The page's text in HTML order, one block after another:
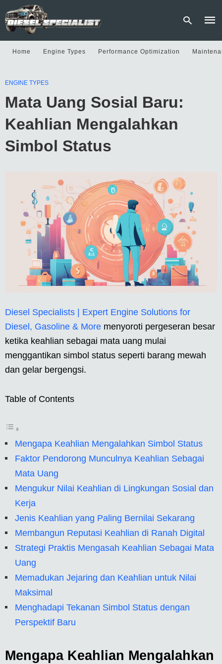
Home Engine Types Performance Optimization
ENGINE TYPES
Mata Uang Sosial Baru:
Keahlian Mengalahkan
Simbol Status
Diesel Specialists | Expert Engine Solutions for
Diesel, Gasoline & More menyoroti pergeseran besar
ketika keahlian sebagai mata uang mulai
menggantikan simbol status seperti barang mewah
dan gelar bergengsi.
Table of Contents
Mengapa Keahlian Mengalahkan Simbol Status
Faktor Pendorong Munculnya Keahlian Sebagai
Mata Uang
Mengukur Nilai Keahlian di Lingkungan Sosial dan
Kerja
Jenis Keahlian yang Paling Bernilai Sekarang
Membangun Reputasi Keahlian di Ranah Digital
Strategi Praktis Mengasah Keahlian Sebagai Mata
Uang
Memadukan Jejaring dan Keahlian untuk Nilai
Maksimal
Menghadapi Tekanan Simbol Status dengan
Perspektif Baru
Mengapa Keahlian Mengalahkan